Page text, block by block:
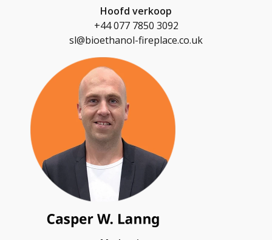
Hoofd verkoop
+44 077 7850 3092
sl@bioethanol-fireplace.co.uk